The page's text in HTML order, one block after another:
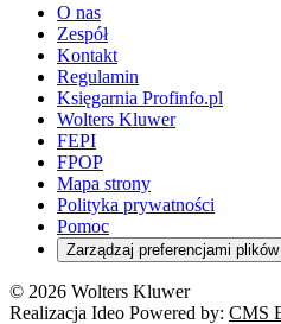
O nas
Zespół
Kontakt
Regulamin
Księgarnia Profinfo.pl
Wolters Kluwer
FEPI
FPOP
Mapa strony
Polityka prywatności
Pomoc
Zarządzaj preferencjami
© 2026 Wolters Kluwer
Realizacja Ideo Powered by: CMS